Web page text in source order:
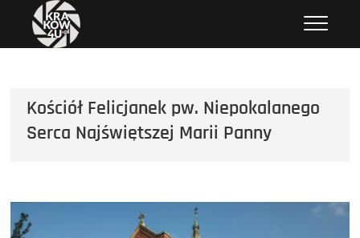
ZDJĘCIA KRAKOWA, ZABYTKI KRAKOWA, KOŚCIOŁY KRAKOWA
Kościół Felicjanek pw. Niepokalanego
Serca Najświętszej Marii Panny